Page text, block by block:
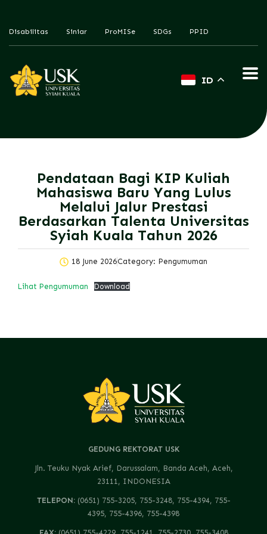
Disabilitas Siniar ProMISe SDGs PPID
ID
Pendataan Bagi KIP Kuliah
Mahasiswa Baru Yang Lulus
Melalui Jalur Prestasi
Berdasarkan Talenta Universitas
Syiah Kuala Tahun 2026
18 June 2026Category: Pengumuman
Lihat Pengumuman Download
GEDUNG REKTORAT USK
Jln. Teuku Nyak Arief, Darussalam, Banda Aceh, Aceh,
23111, INDONESIA
TELEPON: (0651) 755-3205, 755-3248, 755-4394, 755-
4395, 755-4396, 755-4398